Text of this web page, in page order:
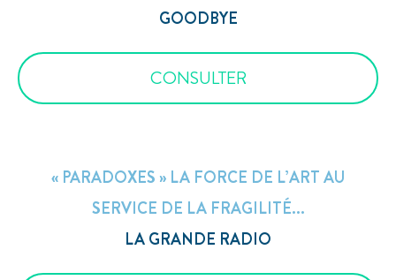
GOODBYE
CONSULTER
« PARADOXES » LA FORCE DE L’ART AU
SERVICE DE LA FRAGILITÉ...
LA GRANDE RADIO